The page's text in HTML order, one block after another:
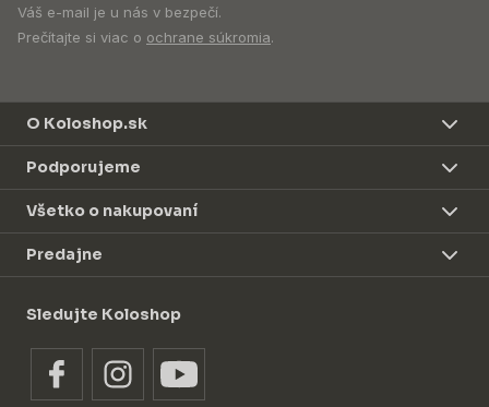
Váš e-mail je u nás v bezpečí.
Prečítajte si viac o ochrane súkromia.
O Koloshop.sk
Podporujeme
Všetko o nakupovaní
Predajne
Sledujte Koloshop